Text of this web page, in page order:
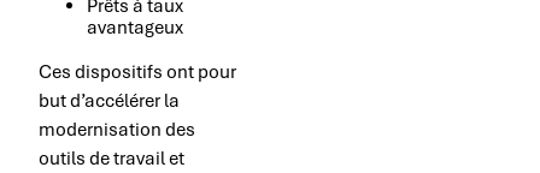
Prêts à taux
avantageux
Ces dispositifs ont pour
but d’accélérer la
modernisation des
outils de travail et